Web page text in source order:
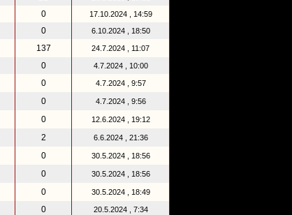
0 17.10.2024 , 14:59
0 6.10.2024 , 18:50
137 24.7.2024 , 11:07
0 4.7.2024 , 10:00
0 4.7.2024 , 9:57
0 4.7.2024 , 9:56
0 12.6.2024 , 19:12
2 6.6.2024 , 21:36
0 30.5.2024 , 18:56
0 30.5.2024 , 18:56
0 30.5.2024 , 18:49
0 20.5.2024 , 7:34